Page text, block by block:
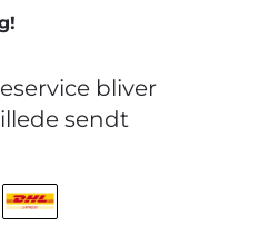
bliver
sendt